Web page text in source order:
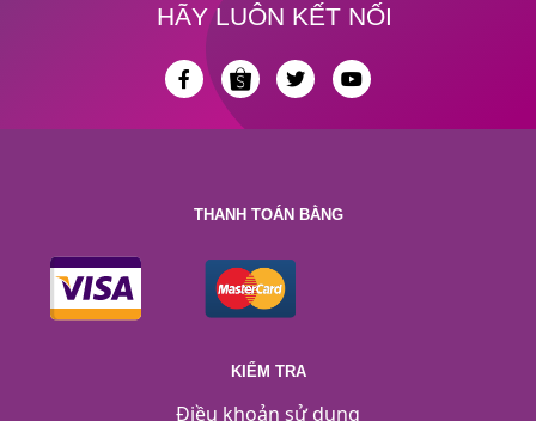
HÃY LUÔN KẾT NỐI
THANH TOÁN BẰNG
KIỂM TRA
Điều khoản sử dụng